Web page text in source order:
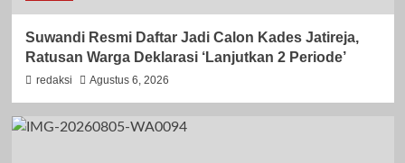
Suwandi Resmi Daftar Jadi Calon Kades Jatireja,
Ratusan Warga Deklarasi ‘Lanjutkan 2 Periode’
redaksi Agustus 6, 2026